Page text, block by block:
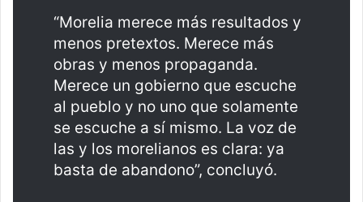
“Morelia merece más resultados y
menos pretextos. Merece más
obras y menos propaganda.
Merece un gobierno que escuche
al pueblo y no uno que solamente
se escuche a sí mismo. La voz de
las y los morelianos es clara: ya
basta de abandono”, concluyó.